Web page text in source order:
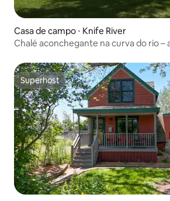
Casa de campo ⋅ Knife River
Chalé aconchegante na curva do rio –
Superhost
Superhost